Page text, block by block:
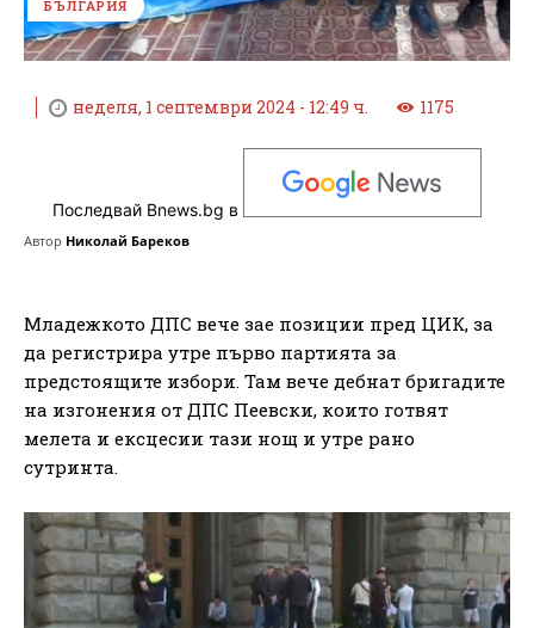
БЪЛГАРИЯ
неделя, 1 септември 2024 - 12:49 ч. 1175
Последвай Bnews.bg в
Автор Николай Бареков
Младежкото ДПС вече зае позиции пред ЦИК, за
да регистрира утре първо партията за
предстоящите избори. Там вече дебнат бригадите
на изгонения от ДПС Пеевски, които готвят
мелета и ексцесии тази нощ и утре рано
сутринта.